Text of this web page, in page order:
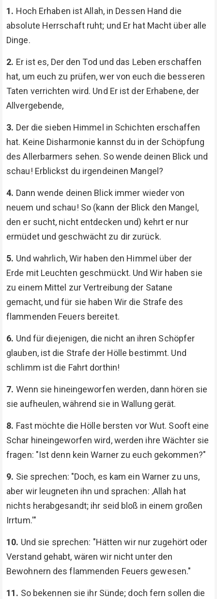
1. Hoch Erhaben ist Allah, in Dessen Hand die
absolute Herrschaft ruht; und Er hat Macht über alle
Dinge.
2. Er ist es, Der den Tod und das Leben erschaffen
hat, um euch zu prüfen, wer von euch die besseren
Taten verrichten wird. Und Er ist der Erhabene, der
Allvergebende,
3. Der die sieben Himmel in Schichten erschaffen
hat. Keine Disharmonie kannst du in der Schöpfung
des Allerbarmers sehen. So wende deinen Blick und
schau! Erblickst du irgendeinen Mangel?
4. Dann wende deinen Blick immer wieder von
neuem und schau! So (kann der Blick den Mangel,
den er sucht, nicht entdecken und) kehrt er nur
ermüdet und geschwächt zu dir zurück.
5. Und wahrlich, Wir haben den Himmel über der
Erde mit Leuchten geschmückt. Und Wir haben sie
zu einem Mittel zur Vertreibung der Satane
gemacht, und für sie haben Wir die Strafe des
flammenden Feuers bereitet.
6. Und für diejenigen, die nicht an ihren Schöpfer
glauben, ist die Strafe der Hölle bestimmt. Und
schlimm ist die Fahrt dorthin!
7. Wenn sie hineingeworfen werden, dann hören sie
sie aufheulen, während sie in Wallung gerät.
8. Fast möchte die Hölle bersten vor Wut. Sooft eine
Schar hineingeworfen wird, werden ihre Wächter sie
fragen: "Ist denn kein Warner zu euch gekommen?"
9. Sie sprechen: "Doch, es kam ein Warner zu uns,
aber wir leugneten ihn und sprachen: ‚Allah hat
nichts herabgesandt; ihr seid bloß in einem großen
Irrtum.'"
10. Und sie sprechen: "Hätten wir nur zugehört oder
Verstand gehabt, wären wir nicht unter den
Bewohnern des flammenden Feuers gewesen."
11. So bekennen sie ihr Sünde; doch fern sollen die